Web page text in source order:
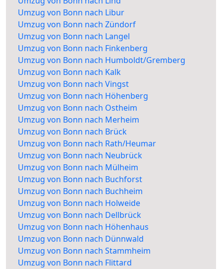
Umzug von Bonn nach Libur
Umzug von Bonn nach Zündorf
Umzug von Bonn nach Langel
Umzug von Bonn nach Finkenberg
Umzug von Bonn nach Humboldt/Gremberg
Umzug von Bonn nach Kalk
Umzug von Bonn nach Vingst
Umzug von Bonn nach Höhenberg
Umzug von Bonn nach Ostheim
Umzug von Bonn nach Merheim
Umzug von Bonn nach Brück
Umzug von Bonn nach Rath/Heumar
Umzug von Bonn nach Neubrück
Umzug von Bonn nach Mülheim
Umzug von Bonn nach Buchforst
Umzug von Bonn nach Buchheim
Umzug von Bonn nach Holweide
Umzug von Bonn nach Dellbrück
Umzug von Bonn nach Höhenhaus
Umzug von Bonn nach Dünnwald
Umzug von Bonn nach Stammheim
Umzug von Bonn nach Flittard